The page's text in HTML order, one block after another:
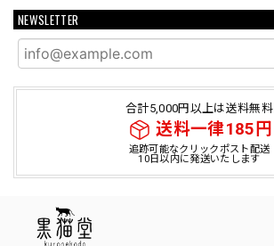
NEWSLETTER
合計5,000円以上は送料無料
送料一律185円
追跡可能なクリックポスト配送
10日以内に発送いたします